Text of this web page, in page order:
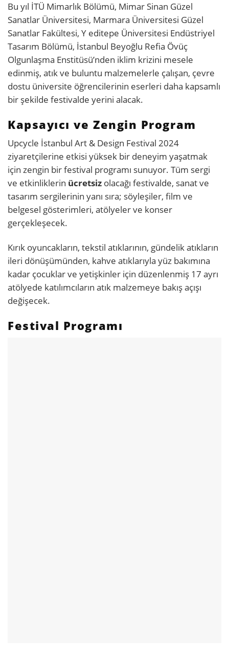
Bu yıl İTÜ Mimarlık Bölümü, Mimar Sinan Güzel
Sanatlar Üniversitesi, Marmara Üniversitesi Güzel
Sanatlar Fakültesi, Y editepe Üniversitesi Endüstriyel
Tasarım Bölümü, İstanbul Beyoğlu Refia Övüç
Olgunlaşma Enstitüsü’nden iklim krizini mesele
edinmiş, atık ve buluntu malzemelerle çalışan, çevre
dostu üniversite öğrencilerinin eserleri daha kapsamlı
bir şekilde festivalde yerini alacak.
Kapsayıcı ve Zengin Program
Upcycle İstanbul Art & Design Festival 2024
ziyaretçilerine etkisi yüksek bir deneyim yaşatmak
için zengin bir festival programı sunuyor. Tüm sergi
ve etkinliklerin ücretsiz olacağı festivalde, sanat ve
tasarım sergilerinin yanı sıra; söyleşiler, film ve
belgesel gösterimleri, atölyeler ve konser
gerçekleşecek.
Kırık oyuncakların, tekstil atıklarının, gündelik atıkların
ileri dönüşümünden, kahve atıklarıyla yüz bakımına
kadar çocuklar ve yetişkinler için düzenlenmiş 17 ayrı
atölyede katılımcıların atık malzemeye bakış açışı
değişecek.
Festival Programı